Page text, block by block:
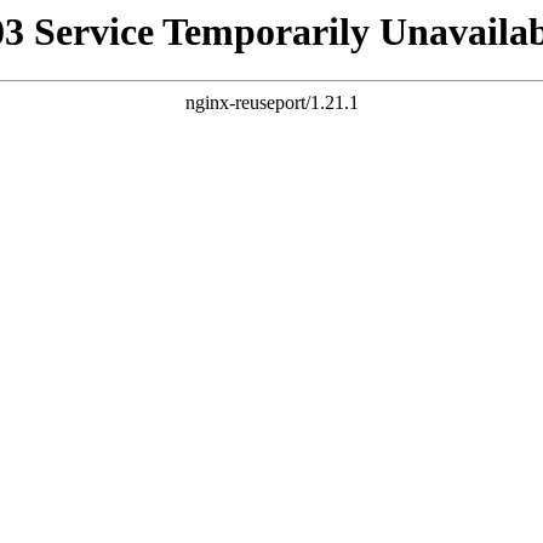
Service Temporarily
nginx-reuseport/1.21.1